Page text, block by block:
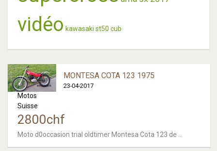
vidéo kawasaki st50 cub
MONTESA COTA 123 1975
23-04-2017
Motos
Suisse
2800chf
Moto d0occasion trial oldtimer Montesa Cota 123 de ...